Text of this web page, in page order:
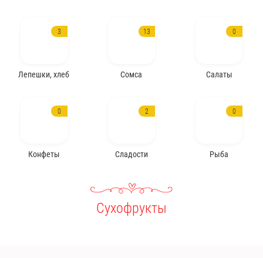
3
Лепешки, хлеб
13
Сомса
0
Салаты
0
Конфеты
2
Сладости
0
Рыба
Сухофрукты